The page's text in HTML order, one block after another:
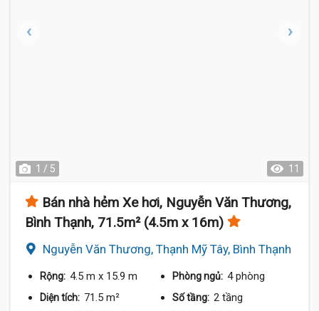
1 / 5 11
Bán nhà hẻm Xe hơi, Nguyễn Văn Thương,
Bình Thạnh, 71.5m² (4.5m x 16m)
Nguyễn Văn Thương, Thạnh Mỹ Tây, Bình Thạnh
Rộng: 4.5 m x 15.9 m Phòng ngủ: 4 phòng
Diện tích: 71.5 m² Số tầng: 2 tầng